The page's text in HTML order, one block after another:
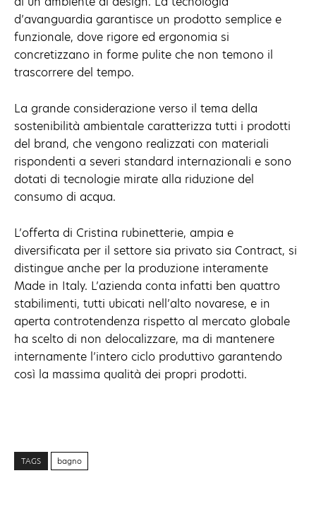
d’avanguardia garantisce un prodotto semplice e
funzionale, dove rigore ed ergonomia si
concretizzano in forme pulite che non temono il
trascorrere del tempo.
La grande considerazione verso il tema della
sostenibilità ambientale caratterizza tutti i prodotti
del brand, che vengono realizzati con materiali
rispondenti a severi standard internazionali e sono
dotati di tecnologie mirate alla riduzione del
consumo di acqua.
L’offerta di Cristina rubinetterie, ampia e
diversificata per il settore sia privato sia Contract, si
distingue anche per la produzione interamente
Made in Italy. L’azienda conta infatti ben quattro
stabilimenti, tutti ubicati nell’alto novarese, e in
aperta controtendenza rispetto al mercato globale
ha scelto di non delocalizzare, ma di mantenere
internamente l’intero ciclo produttivo garantendo
così la massima qualità dei propri prodotti.
TAGS bagno